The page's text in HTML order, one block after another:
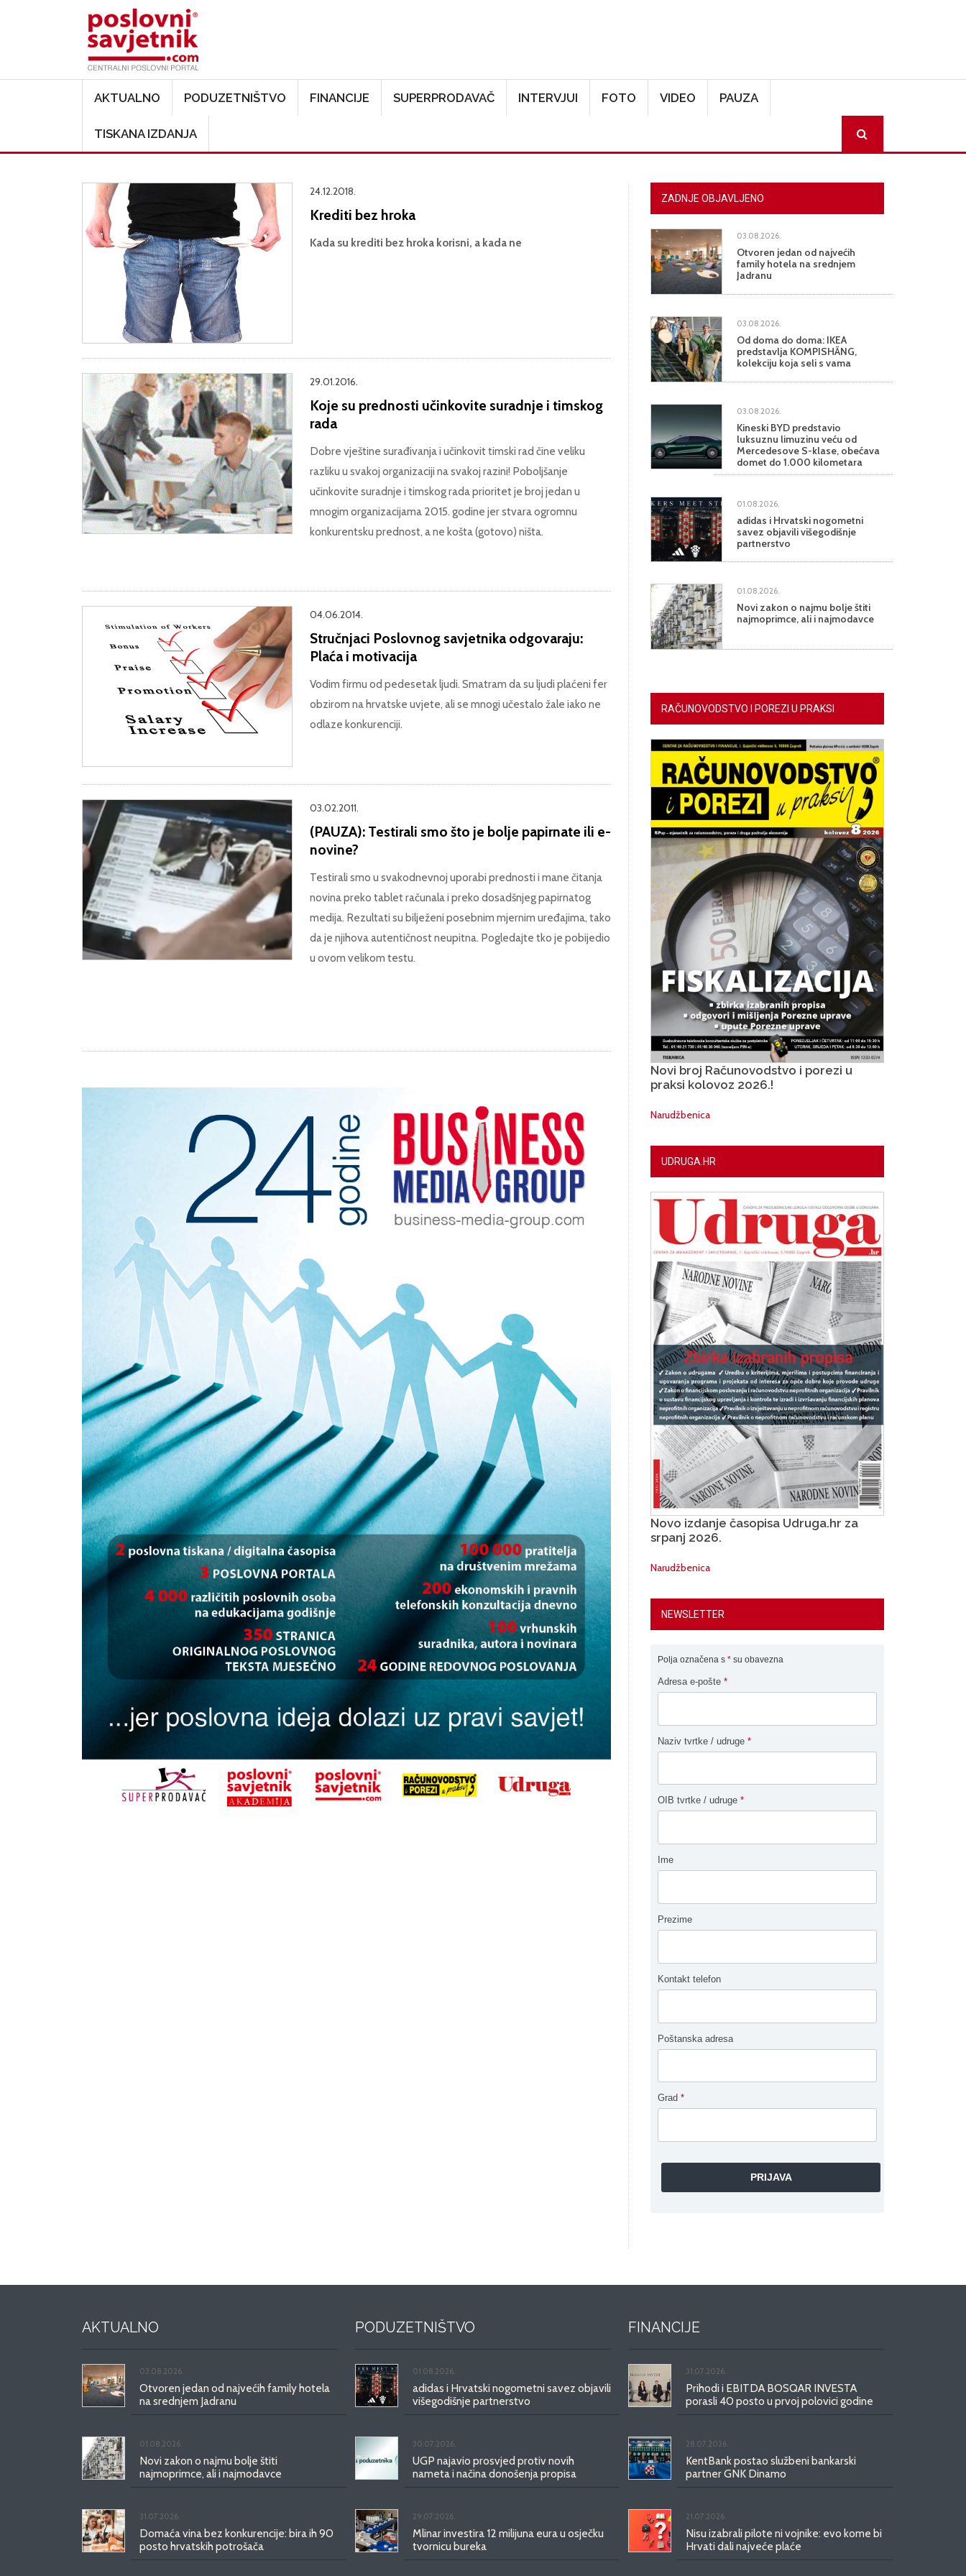
AKTUALNO PODUZETNIŠTVO FINANCIJE SUPERPRODAVAČ INTERVJUI FOTO VIDEO PAUZA
TISKANA IZDANJA
24.12.2018.
Krediti bez hroka
Kada su krediti bez hroka korisni, a kada ne
29.01.2016.
Koje su prednosti učinkovite suradnje i timskog
rada
Dobre vještine surađivanja i učinkovit timski rad čine veliku
razliku u svakoj organizaciji na svakoj razini! Poboljšanje
učinkovite suradnje i timskog rada prioritet je broj jedan u
mnogim organizacijama 2015. godine jer stvara ogromnu
konkurentsku prednost, a ne košta (gotovo) ništa.
04.06.2014.
Stručnjaci Poslovnog savjetnika odgovaraju:
Plaća i motivacija
Vodim firmu od pedesetak ljudi. Smatram da su ljudi plaćeni fer
obzirom na hrvatske uvjete, ali se mnogi učestalo žale iako ne
odlaze konkurenciji.
03.02.2011.
(PAUZA): Testirali smo što je bolje papirnate ili e-
novine?
Testirali smo u svakodnevnoj uporabi prednosti i mane čitanja
novina preko tablet računala i preko dosadšnjeg papirnatog
medija. Rezultati su bilježeni posebnim mjernim uređajima, tako
da je njihova autentičnost neupitna. Pogledajte tko je pobijedio
u ovom velikom testu.
ZADNJE OBJAVLJENO
03.08.2026.
Otvoren jedan od najvećih
family hotela na srednjem
Jadranu
03.08.2026.
Od doma do doma: IKEA
predstavlja KOMPISHÄNG,
kolekciju koja seli s vama
03.08.2026.
Kineski BYD predstavio
luksuznu limuzinu veću od
Mercedesove S-klase, obećava
domet do 1.000 kilometara
01.08.2026.
adidas i Hrvatski nogometni
savez objavili višegodišnje
partnerstvo
01.08.2026.
Novi zakon o najmu bolje štiti
najmoprimce, ali i najmodavce
RAČUNOVODSTVO I POREZI U PRAKSI
Novi broj Računovodstvo i porezi u
praksi kolovoz 2026.!
Narudžbenica
UDRUGA.HR
Novo izdanje časopisa Udruga.hr za
srpanj 2026.
Narudžbenica
NEWSLETTER
Polja označena s * su obavezna
Adresa e-pošte *
Naziv tvrtke / udruge *
OIB tvrtke / udruge *
Ime
Prezime
Kontakt telefon
Poštanska adresa
Grad *
AKTUALNO
03.08.2026.
Otvoren jedan od najvećih family hotela
na srednjem Jadranu
01.08.2026.
Novi zakon o najmu bolje štiti
najmoprimce, ali i najmodavce
31.07.2026.
Domaća vina bez konkurencije: bira ih 90
posto hrvatskih potrošača
PODUZETNIŠTVO
01.08.2026.
adidas i Hrvatski nogometni savez objavili
višegodišnje partnerstvo
30.07.2026.
UGP najavio prosvjed protiv novih
nameta i načina donošenja propisa
29.07.2026.
Mlinar investira 12 milijuna eura u osječku
tvornicu bureka
FINANCIJE
31.07.2026.
Prihodi i EBITDA BOSQAR INVESTA
porasli 40 posto u prvoj polovici godine
28.07.2026.
KentBank postao službeni bankarski
partner GNK Dinamo
21.07.2026.
Nisu izabrali pilote ni vojnike: evo kome bi
Hrvati dali najveće plaće